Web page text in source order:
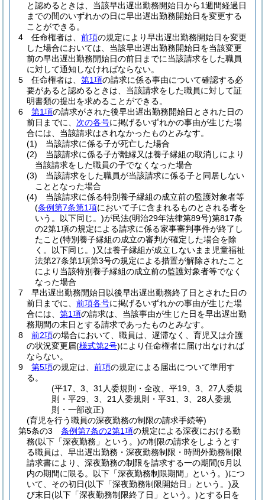
と認めるときは、当該早出遅出勤務開始日から1週間経過日
までの間のいずれかの日に早出遅出勤務開始日を変更する
ことができる。
4
任命権者は、 前項の規定により早出遅出勤務開始日を変更
した場合においては、当該早出遅出勤務開始日を当該変更
前の早出遅出勤務開始日の前日までに当該請求をした職員
に対して通知しなければならない。
5
任命権者は、 第1項の請求に係る事由について確認する必
要があると認めるときは、当該請求をした職員に対して証
明書類の提出を求めることができる。
6
第1項の請求がされた後早出遅出勤務開始日とされた日の
前日までに、 次の各号に掲げるいずれかの事由が生じた場
合には、当該請求はされなかったものとみなす。
(1)
当該請求に係る子が死亡した場合
(2)
当該請求に係る子が離縁又は養子縁組の取消しにより
当該請求をした職員の子でなくなった場合
(3)
当該請求をした職員が当該請求に係る子と同居しない
こととなった場合
(4)
当該請求に係る特別養子縁組の成立前の監護対象者等
(条例第7条第1項において子に含まれるものとされる者を
いう。以下同じ。)が民法(明治29年法律第89号)第817条
の2第1項の規定による請求に係る家事審判事件が終了し
たこと(特別養子縁組の成立の審判が確定した場合を除
く。以下同じ。)又は養子縁組が成立しないまま児童福祉
法第27条第1項第3号の規定による措置が解除されたこと
により当該特別養子縁組の成立前の監護対象者等でなく
なった場合
7
早出遅出勤務開始日以後早出遅出勤務終了日とされた日の
前日までに、 前項各号に掲げるいずれかの事由が生じた場
合には、 第1項の請求は、当該事由が生じた日を早出遅出勤
務期間の末日とする請求であったものとみなす。
8
前2項の場合において、職員は、遅滞なく、育児又は介護
の状況変更届(様式第2号)により任命権者に届け出なければ
ならない。
9
第5項の規定は、 前項の規定による届出について準用す
る。
(平17、3、31人委規則・全改、平19、3、27人委規
則・平29、3、21人委規則・平31、3、28人委規
則・一部改正)
(育児を行う職員の深夜勤務の制限の請求手続等)
第5条の3
条例第7条の2第1項の規定による深夜における勤
務(以下「深夜勤務」という。)の制限の請求をしようとす
る職員は、早出遅出勤務・深夜勤務制限・時間外勤務制限
請求書により、深夜勤務の制限を請求する一の期間(6月以
内の期間に限る。以下「深夜勤務制限期間」という。)につ
いて、その初日(以下「深夜勤務制限開始日」という。)及
び末日(以下「深夜勤務制限終了日」という。)とする日を